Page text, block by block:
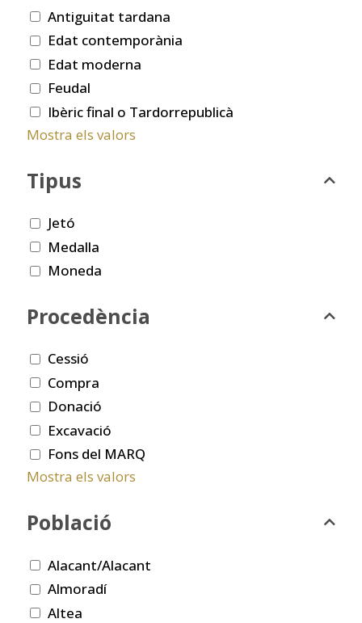
Antiguitat tardana
Edat contemporània
Edat moderna
Feudal
Ibèric final o Tardorrepublicà
Mostra els valors
Tipus
Jetó
Medalla
Moneda
Procedència
Cessió
Compra
Donació
Excavació
Fons del MARQ
Mostra els valors
Població
Alacant/Alacant
Almoradí
Altea